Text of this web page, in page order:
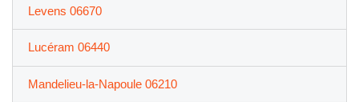
Levens 06670
Lucéram 06440
Mandelieu-la-Napoule 06210